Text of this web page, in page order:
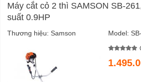
Máy cắt cỏ 2 thì SAMSON SB-
suất 0.9HP
Thương hiệu: Samson Model: